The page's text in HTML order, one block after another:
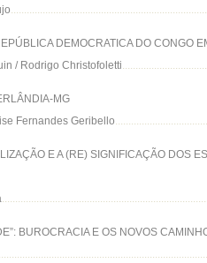
DEMOCRATICA DO CONGO
/ Rodrigo Christofoletti
MG
Fernandes Geribello
E A (RE) SIGNIFICAÇÃO DOS
BUROCRACIA E OS NOVOS